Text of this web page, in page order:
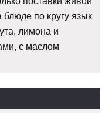
по кругу язык
лимона и
с маслом